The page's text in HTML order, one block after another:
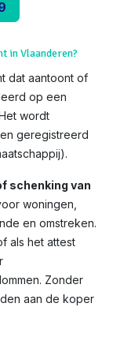
in Vlaanderen?
dat aantoont of
op een
wordt
geregistreerd
schenking van
woningen,
en omstreken.
als het attest
Zonder
aan de koper